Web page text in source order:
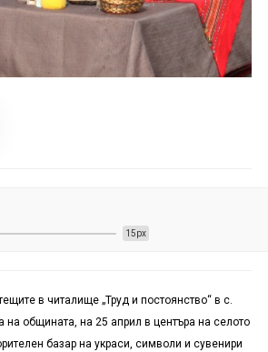
15px
в читалище „Труд и постоянство“ в с.
на общината, на 25 април в центъра на селото
базар на украси, символи и сувенири